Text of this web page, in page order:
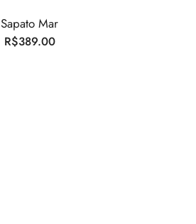
Sapato Mar
R$389.00